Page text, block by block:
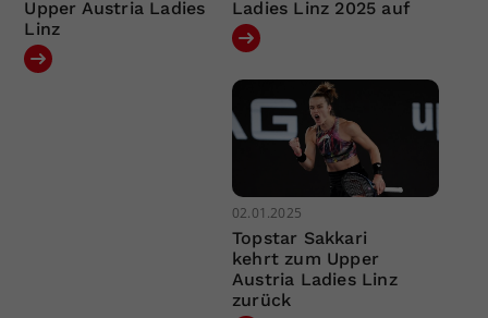
Upper Austria Ladies
Linz
Ladies Linz 2025 auf
02.01.2025
Topstar Sakkari
kehrt zum Upper
Austria Ladies Linz
zurück